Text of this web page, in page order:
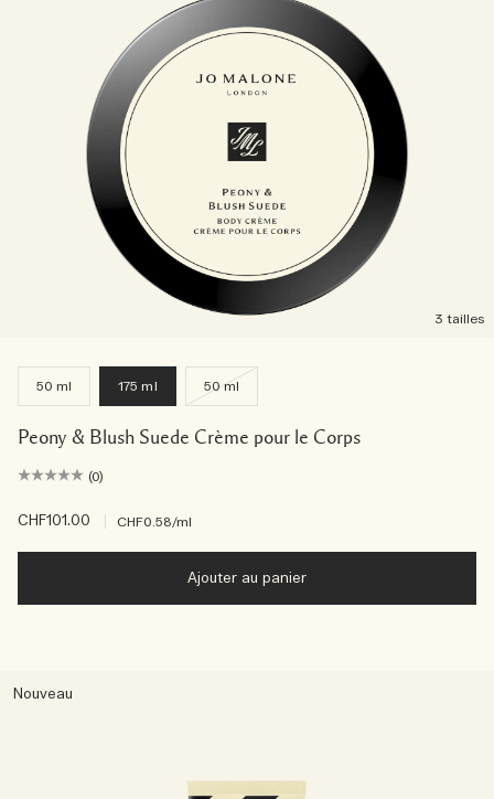
3 tailles
50 ml 175 ml 50 ml
Peony & Blush Suede Crème pour le Corps
(0)
CHF101.00 CHF0.58/ml
Ajouter au panier
Nouveau